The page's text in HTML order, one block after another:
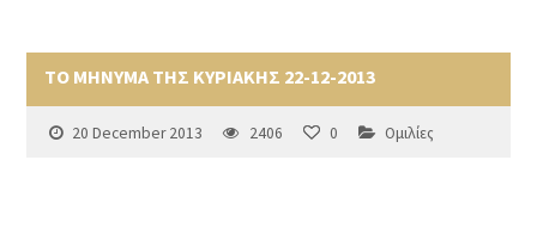
ΤΟ ΜΗΝΥΜΑ ΤΗΣ ΚΥΡΙΑΚΗΣ 22-12-2013
20 December 2013 2406 0 Ομιλίες